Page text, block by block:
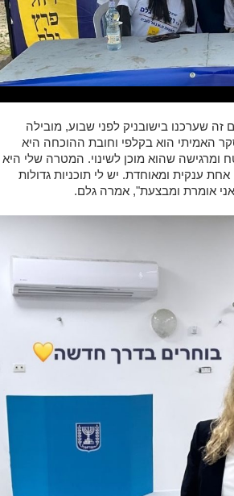
שערכנו בישובניק לפני שבוע, מובילה
האמיתי הוא בקלפי וחובת ההוכחה היא
שהוא מוכן לשינוי. המטרה שלי היא
ענקית ומאוחדת. יש לי תוכניות גדולות
אומרת ומבצעת", אמרה גלם.